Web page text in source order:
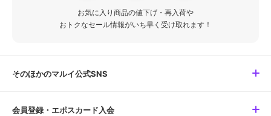
お気に入り商品の値下げ・再入荷や
おトクなセール情報がいち早く受け取れます！
そのほかのマルイ公式SNS
会員登録・エポスカード入会